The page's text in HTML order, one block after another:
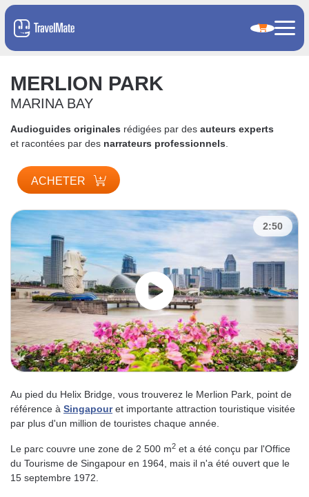
MERLION PARK
MARINA BAY
Audioguides originales rédigées par des auteurs experts
et racontées par des narrateurs professionnels
ACHETER
2:50
Au pied du Helix Bridge, vous trouverez le Merlion Park, point de
référence à Singapouret importante attraction touristique visitée
par plus d'un million de touristes chaque année.
Le parc couvre une zone de 2 500 m2 et a été conçu par l'Office
du Tourisme de Singapour en 1964, mais il n'a été ouvert que le
15 septembre 1972.